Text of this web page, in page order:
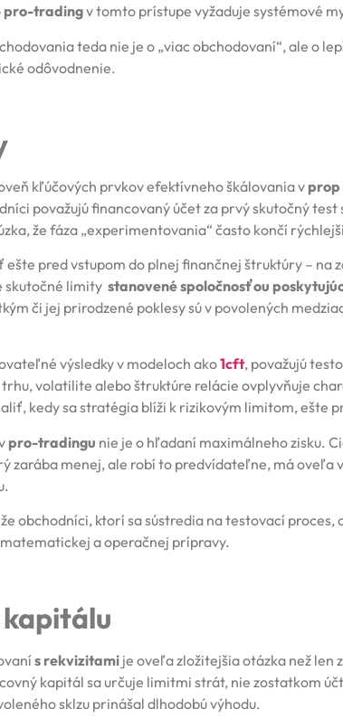
pro-tradingv tomto prístupe vyžaduje systémové
teda nie je o „viac obchodovaní“, ale o
odôvodnenie.
kľúčových prvkov efektívneho škálovania v
považujú financovaný účet za prvý skutočný
že fáza „experimentovania“ často končí
pred vstupom do plnej finančnej štruktúry – na
skutočné limity stanovené spoločnosťou
či jej prirodzené poklesy sú v povolených
výsledky v modeloch ako1cft, považujú
volatilite alebo štruktúre relácie ovplyvňuje
kedy sa stratégia blíži k rizikovým limitom, ešte
pro-tradingu nie je o hľadaní maximálneho zisku.
zarába menej, ale robí to predvídateľne, má oveľa
obchodníci, ktorí sa sústredia na testovací
a operačnej prípravy.
s rekvizitami je oveľa zložitejšia otázka než
kapitál sa určuje limitmi strát, nie zostatkom
sklzu prinášal dlhodobú výhodu.